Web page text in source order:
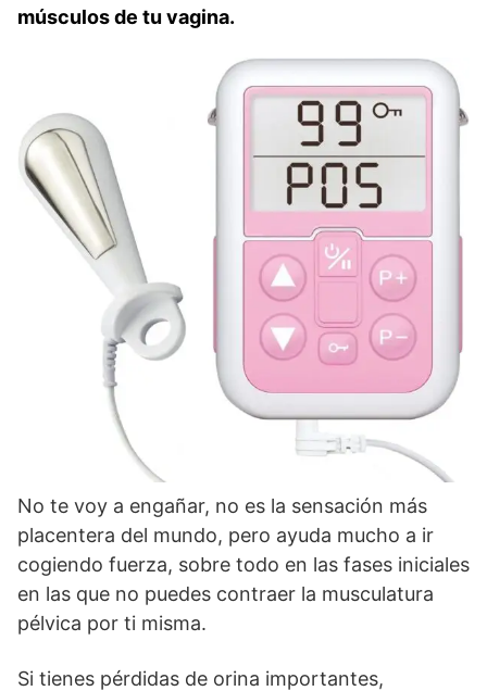
músculos de tu vagina.
No te voy a engañar, no es la sensación más
placentera del mundo, pero ayuda mucho a ir
cogiendo fuerza, sobre todo en las fases iniciales
en las que no puedes contraer la musculatura
pélvica por ti misma.
Si tienes pérdidas de orina importantes,